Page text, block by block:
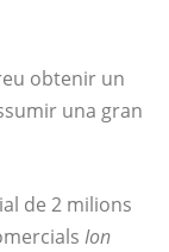
obtenir un
una gran
de 2 milions
Ion